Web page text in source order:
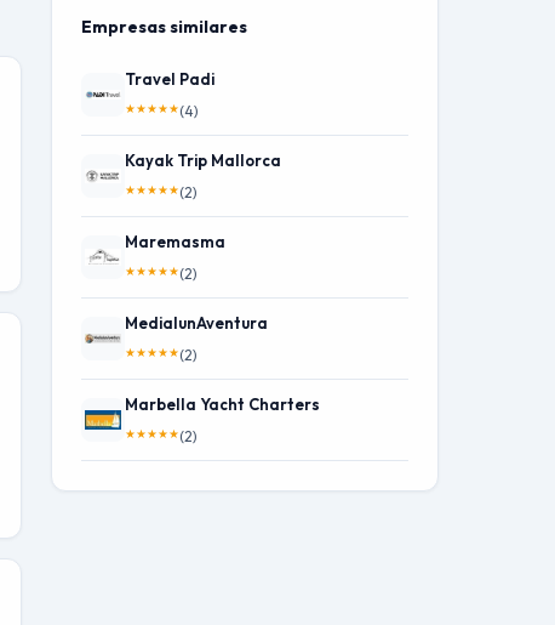
Empresas similares
Travel Padi
★★★★★(4)
Kayak Trip Mallorca
★★★★★(2)
Maremasma
★★★★★(2)
MedialunAventura
★★★★★(2)
Marbella Yacht Charters
★★★★★(2)